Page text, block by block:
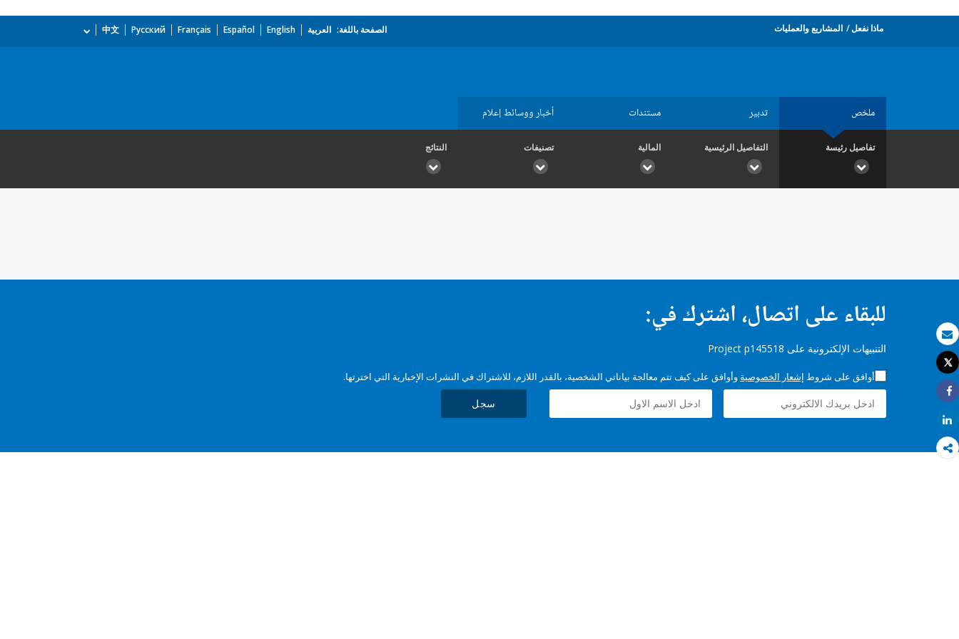
بريد الكتروني
طباعة
Tweet
Share
Share
ماذا نفعل المشاريع والعمليات الصفحة باللغة: العربية English
Español
Français
Русский
中文
ملخص تدبير مستندات أخبار ووسائط إعلام
تفاصيل رئيسة التفاصيل الرئيسية المالية تصنيفات النتائج
للبقاء على اتصال، اشترك في:
التنبيهات الإلكترونية على Project p145518
أوافق على شروط إشعار الخصوصية وأوافق على كيف تتم معالجة بياناتي الشخصية، بالقدر اللازم، للاشتراك في النشرات الإخبارية التي اخترتها.
سجل